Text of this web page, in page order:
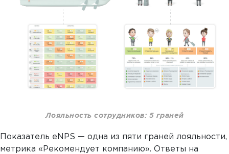
Лояльность сотрудников: 5 граней
Показатель eNPS — одна из пяти граней лояльности,
метрика «Рекомендует компанию». Ответы на